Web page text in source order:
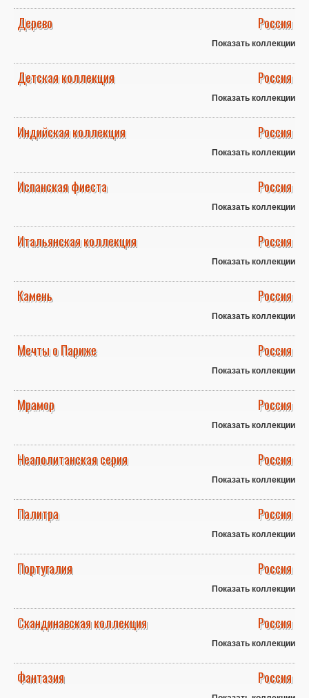
Дерево Россия
Показать коллекции
Детская коллекция Россия
Показать коллекции
Индийская коллекция Россия
Показать коллекции
Испанская фиеста Россия
Показать коллекции
Итальянская коллекция Россия
Показать коллекции
Камень Россия
Показать коллекции
Мечты о Париже Россия
Показать коллекции
Мрамор Россия
Показать коллекции
Неаполитанская серия Россия
Показать коллекции
Палитра Россия
Показать коллекции
Португалия Россия
Показать коллекции
Скандинавская коллекция Россия
Показать коллекции
Фантазия Россия